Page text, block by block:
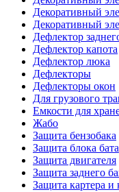
Декоративный
Декоративный
Дефлектор
Дефлектор капота
Дефлектор люка
Дефлекторы
Дефлекторы окон
Для грузового
Емкости для
Жабо
Защита бензобака
Защита блока
Защита двигателя
Защита заднего
Защита картера и